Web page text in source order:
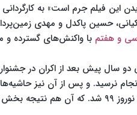
این فیلم جرم است» به
کیانی، حسین پاکدل و مهدی
و هفتم با واکنش‌های گسترده و
نرسید. و پس از آن نیز
بخش نبود.